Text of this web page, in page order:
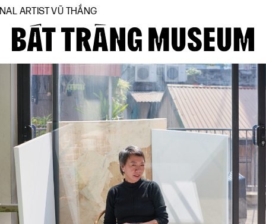
THẮNG
Trang chủ
Về bảo tàng
Hiện vật
BTMA
Tham quan
Journal